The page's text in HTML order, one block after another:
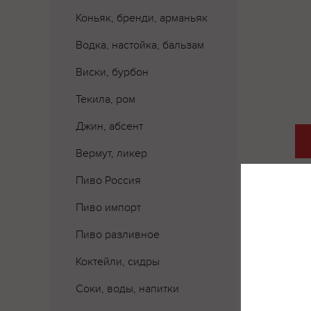
Коньяк, бренди, арманьяк
Водка, настойка, бальзам
Виски, бурбон
Текила, ром
Джин, абсент
Вермут, ликер
Пиво Россия
Пиво импорт
Пиво разливное
Коктейли, сидры
Соки, воды, напитки